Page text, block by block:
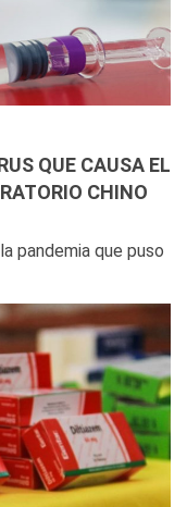
QUE CAUSA EL
CHINO
pandemia que puso